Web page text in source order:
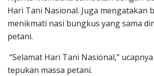
Hari Tani Nasional. Juga mengatakan
menikmati nasi bungkus yang sama
petani.
“Selamat Hari Tani Nasional,”
tepukan massa petani.